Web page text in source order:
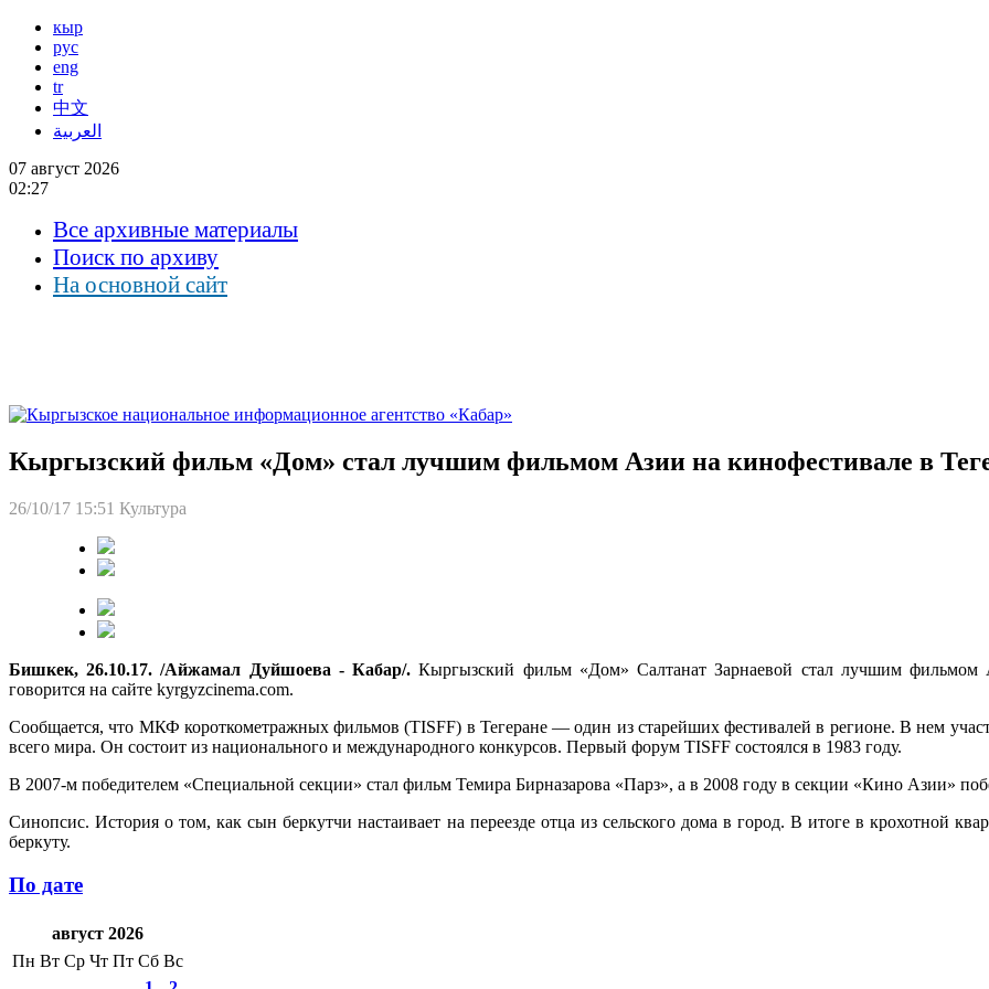
кыр
рус
eng
tr
中文
العربية
07 август 2026
02:27
Все архивные материалы
Поиск по архиву
На основной сайт
Кыргызский фильм «Дом» стал лучшим фильмом Азии на кинофестивале в
26/10/17 15:51 Культура
Бишкек, 26.10.17. /Айжамал Дуйшоева - Кабар/. Кыргызский фильм «Дом» Салтанат Зарнаевой стал лучшим
говорится на сайте kyrgyzcinema.com.
Сообщается, что МКФ короткометражных фильмов (TISFF) в Тегеране — один из старейших фестивалей в регионе. В нем
всего мира. Он состоит из национального и международного конкурсов. Первый форум TISFF состоялся в 1983 году.
В 2007-м победителем «Специальной секции» стал фильм Темира Бирназарова «Парз», а в 2008 году в секции «Кино Азии»
Синопсис. История о том, как сын беркутчи настаивает на переезде отца из сельского дома в город. В итоге в крохотной
беркуту.
По дате
август 2026
Пн Вт Ср Чт Пт Сб Вс